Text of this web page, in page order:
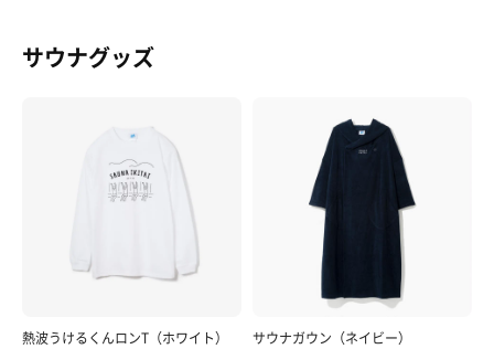
サウナグッズ
熱波うけるくんロンT（ホワイト） サウナガウン（ネイビー）